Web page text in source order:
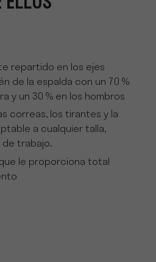
repartido en los ejes
de la espalda con un 70 %
y un 30 % en los hombros
correas, los tirantes y la
a cualquier talla,
de trabajo.
le proporciona total